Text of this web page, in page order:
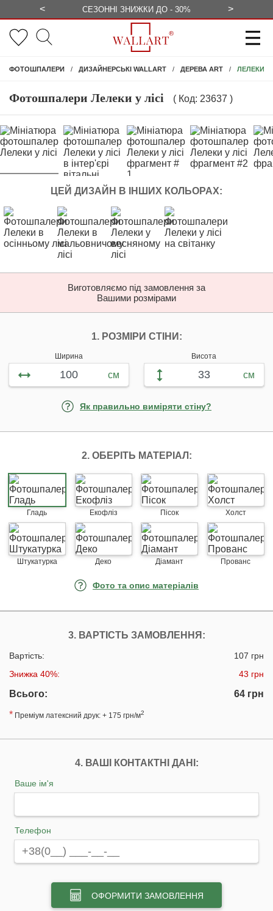
< СЕЗОННІ ЗНИЖКИ ДО - 30% >
ФОТОШПАЛЕРИ ДИЗАЙНЕРСЬКІ WALLART ДЕРЕВА ART ЛЕЛЕКИ У
Фотошпалери Лелеки у лісі ( Код: 23637 )
ЦЕЙ ДИЗАЙН В ІНШИХ КОЛЬОРАХ:
Виготовляємо під замовлення за
Вашими розмірами
1. РОЗМІРИ СТІНИ:
Ширина
см
Висота
см
Як правильно виміряти стіну?
2. ОБЕРІТЬ МАТЕРІАЛ:
Гладь Екофліз Пісок Холст
Штукатурка Деко Діамант Прованс
Фото та опис матеріалів
3. ВАРТІСТЬ ЗАМОВЛЕННЯ:
Вартість:
107 грн
Знижка 40%:
43 грн
Всього:
64 грн
* Преміум латексний друк: + 175 грн/м2
4. ВАШІ КОНТАКТНІ ДАНІ:
Ваше ім'я
Телефон
ОФОРМИТИ ЗАМОВЛЕННЯ